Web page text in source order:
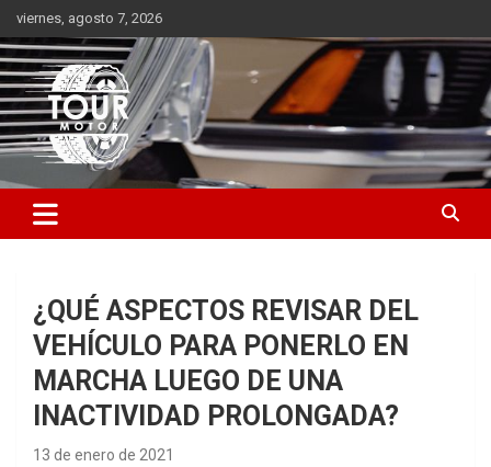
Saltar
al
contenido
viernes, agosto 7, 2026
Tour Motor
Plataforma de contenido audiovisual para el sector automotriz
¿QUÉ ASPECTOS REVISAR DEL
VEHÍCULO PARA PONERLO EN
MARCHA LUEGO DE UNA
INACTIVIDAD PROLONGADA?
13 de enero de 2021